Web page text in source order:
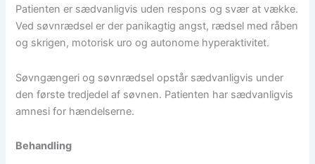
Patienten er sædvanligvis uden respons og svær at vække.
Ved søvnrædsel er der panikagtig angst, rædsel med råben
og skrigen, motorisk uro og autonome hyperaktivitet.
Søvngængeri og søvnrædsel opstår sædvanligvis under
den første tredjedel af søvnen. Patienten har sædvanligvis
amnesi for hændelserne.
Behandling